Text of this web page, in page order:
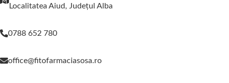
Localitatea Aiud, Judeţul Alba
0788 652 780
office@fitofarmaciasosa.ro